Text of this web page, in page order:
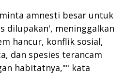
amnesti besar untuk
dilupakan', meninggalkan
hancur, konflik sosial,
dan spesies terancam
habitatnya,"" kata